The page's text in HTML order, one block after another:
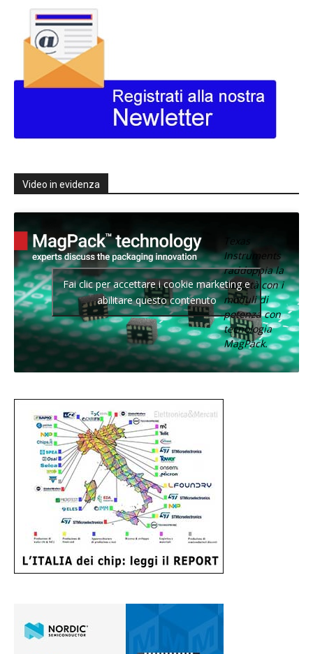
Video in evidenza
Texas
Instruments
raddoppia la
densità con i
moduli di
potenza con
tecnologia
MagPack.
Fai clic per accettare i cookie marketing e
abilitare questo contenuto